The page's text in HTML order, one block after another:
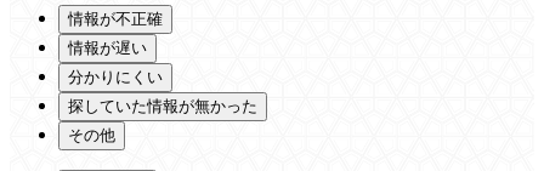
情報が不正確
情報が遅い
分かりにくい
探していた情報が無かった
その他